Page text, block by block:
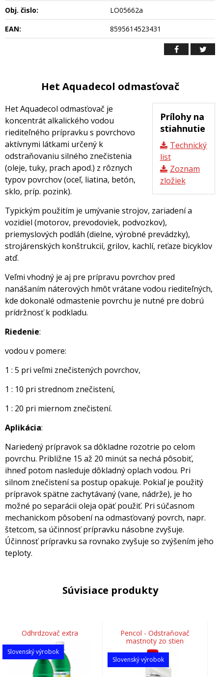
Obj. čislo:
LO05662a
EAN:
8595614523431
Het Aquadecol odmasťovač
Prílohy na
stiahnutie
Technický
list
Zoznam
zložiek
Het Aquadecol odmasťovač je
koncentrát alkalického vodou
riediteľného prípravku s povrchovo
aktívnymi látkami určený k
odstraňovaniu silného znečistenia
(oleje, tuky, prach apod.) z rôznych
typov povrchov (oceľ, liatina, betón,
sklo, príp. pozink).
Typickým použitím je umývanie strojov, zariadení a
vozidiel (motorov, prevodoviek, podvozkov),
priemyslových podláh (dielne, výrobné prevádzky),
strojárenských konštrukcií, grilov, kachlí, reťaze bicyklov
atď.
Veľmi vhodný je aj pre prípravu povrchov pred
nanášaním náterových hmôt vrátane vodou riediteľných,
kde dokonalé odmastenie povrchu je nutné pre dobrú
prídržnosť k podkladu.
Riedenie:
vodou v pomere:
1 : 5 pri veľmi znečistených povrchov,
1 : 10 pri strednom znečistení,
1 : 20 pri miernom znečistení.
Aplikácia:
Nariedený prípravok sa dôkladne rozotrie po celom
povrchu. Približne 15 až 20 minút sa nechá pôsobiť,
ihneď potom nasleduje dôkladný oplach vodou. Pri
silnom znečistení sa postup opakuje. Pokiaľ je použitý
prípravok spätne zachytávaný (vane, nádrže), je ho
možné po separácii oleja opäť použiť. Pri súčasnom
mechanickom pôsobení na odmasťovaný povrch, napr.
štetcom, sa účinnosť prípravku násobne zvyšuje.
Účinnosť prípravku sa rovnako zvyšuje so zvýšením jeho
teploty.
Súvisiace produkty
Odhrdzovač extra
Slovenský výrobok
Pencol - Odstraňovač
mastnoty zo stien
Slovenský výrobok